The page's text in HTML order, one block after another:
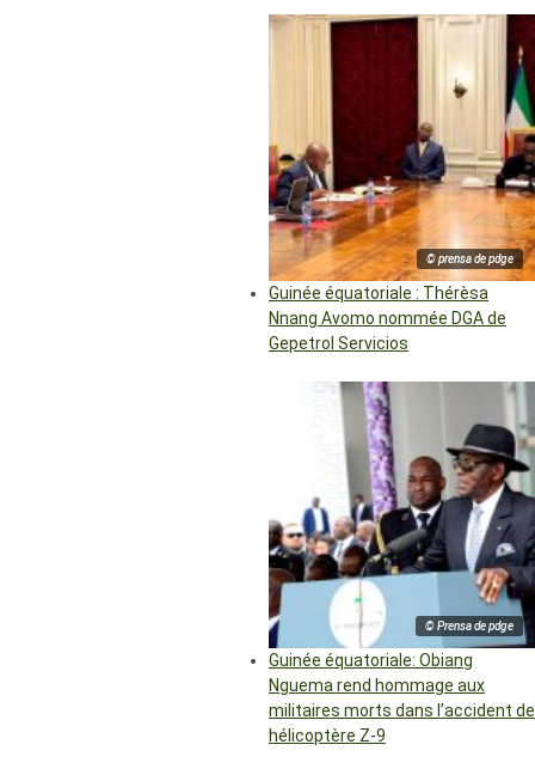
© prensa de pdge
Guinée équatoriale : Thérèsa
Nnang Avomo nommée DGA de
Gepetrol Servicios
© Prensa de pdge
Guinée équatoriale: Obiang
Nguema rend hommage aux
militaires morts dans l’accident de
hélicoptère Z-9